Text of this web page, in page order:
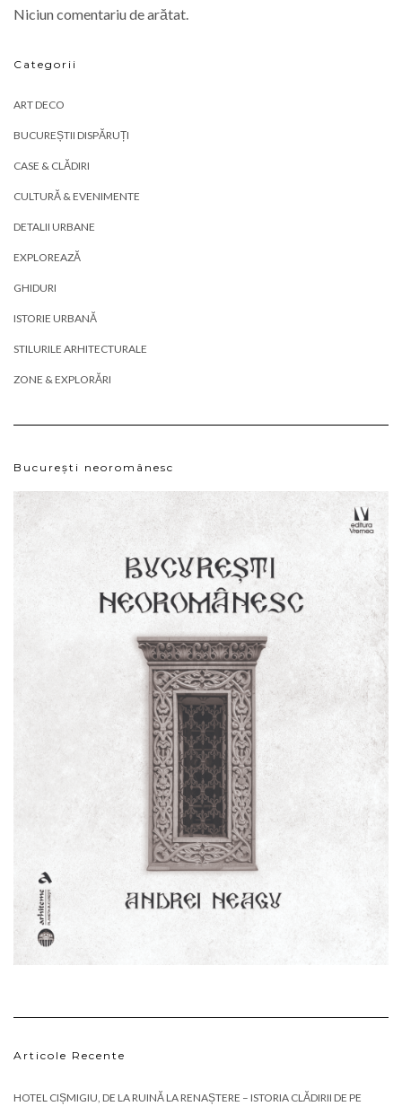
Niciun comentariu de arătat.
Categorii
ART DECO
BUCUREȘTII DISPĂRUȚI
CASE & CLĂDIRI
CULTURĂ & EVENIMENTE
DETALII URBANE
EXPLOREAZĂ
GHIDURI
ISTORIE URBANĂ
STILURILE ARHITECTURALE
ZONE & EXPLORĂRI
București neoromânesc
Articole Recente
HOTEL CIȘMIGIU, DE LA RUINĂ LA RENAȘTERE – ISTORIA CLĂDIRII DE PE